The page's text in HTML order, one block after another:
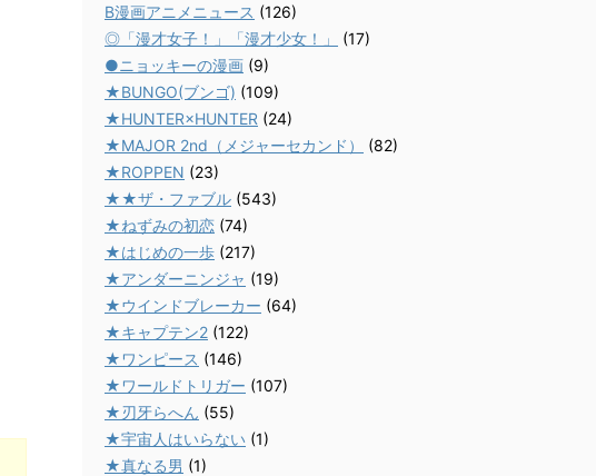
B漫画アニメニュース (126)
◎「漫才女子！」「漫才少女！」
(17)
●ニョッキーの漫画 (9)
★BUNGO(ブンゴ) (109)
★HUNTER×HUNTER (24)
★MAJOR 2nd（メジャーセカンド）
(82)
★ROPPEN (23)
★★ザ・ファブル (543)
★ねずみの初恋 (74)
★はじめの一歩 (217)
★アンダーニンジャ (19)
★ウインドブレーカー (64)
★キャプテン2 (122)
★ワンピース (146)
★ワールドトリガー (107)
★刃牙らへん (55)
★宇宙人はいらない (1)
★真なる男 (1)